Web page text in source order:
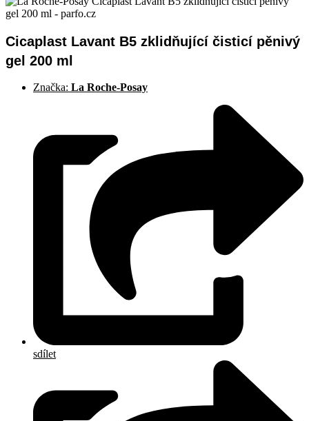
Cicaplast Lavant B5 zklidňující čisticí pěnivý
gel 200 ml
Značka: La Roche-Posay
sdílet